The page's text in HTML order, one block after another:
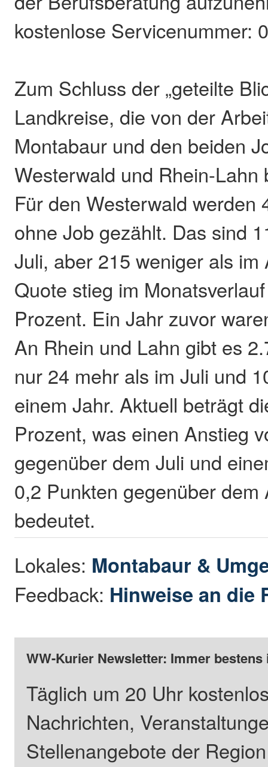
kostenlose Servicenummer:
Zum Schluss der „geteilte
Landkreise, die von der
Montabaur und den beiden
Westerwald und Rhein-Lahn
Für den Westerwald werden
ohne Job gezählt. Das sind
Juli, aber 215 weniger als
Quote stieg im
Prozent. Ein Jahr zuvor
An Rhein und Lahn gibt es
nur 24 mehr als im Juli und
einem Jahr. Aktuell beträgt
Prozent, was einen Anstieg
gegenüber dem Juli und
0,2 Punkten gegenüber dem
bedeutet.
Lokales: Montabaur &
Feedback: Hinweise an die
WW-Kurier Newsletter: Immer
Täglich um 20 Uhr
Nachrichten,
Stellenangebote der